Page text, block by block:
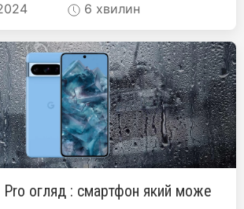
6 хвилин
Pro огляд : смартфон який може